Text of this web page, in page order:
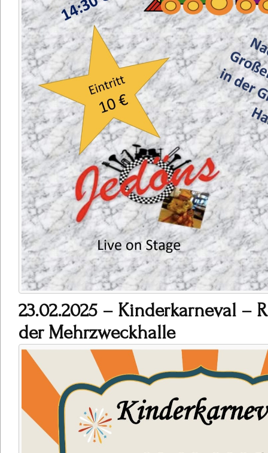
23.02.2025 – Kinderkarneval –
der Mehrzweckhalle